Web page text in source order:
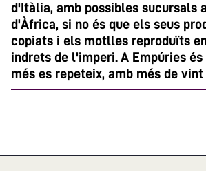
d'Itàlia, amb possibles sucursals
d'Àfrica, si no és que els seus
copiats i els motlles reproduïts
indrets de l'imperi. A Empúries
més es repeteix, amb més de